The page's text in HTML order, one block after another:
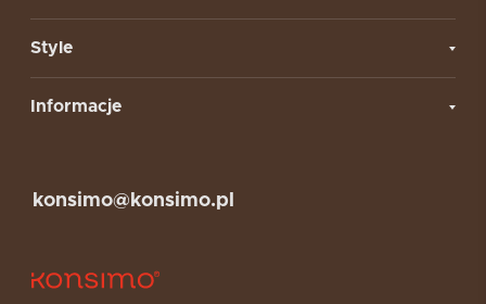
Style
Informacje
konsimo@konsimo.pl